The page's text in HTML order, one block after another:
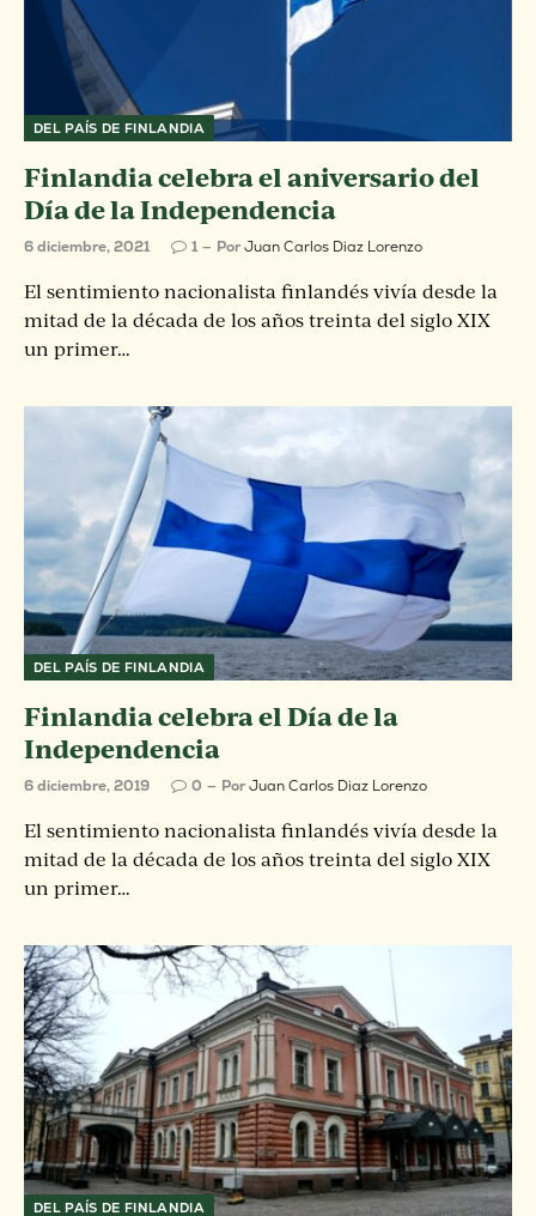
DEL PAÍS DE FINLANDIA
Finlandia celebra el aniversario del
Día de la Independencia
6 diciembre, 2021 1 PorJuan Carlos Diaz Lorenzo
El sentimiento nacionalista finlandés vivía desde la
mitad de la década de los años treinta del siglo XIX
un primer…
DEL PAÍS DE FINLANDIA
Finlandia celebra el Día de la
Independencia
6 diciembre, 2019 0 PorJuan Carlos Diaz Lorenzo
El sentimiento nacionalista finlandés vivía desde la
mitad de la década de los años treinta del siglo XIX
un primer…
DEL PAÍS DE FINLANDIA